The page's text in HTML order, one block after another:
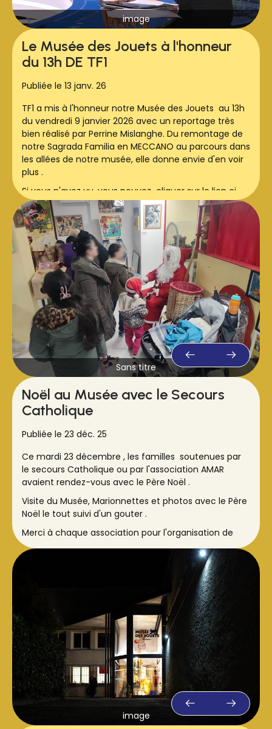
image
Le Musée des Jouets à l'honneur
du 13h DE TF1
Publiée le 13 janv. 26
TF1 a mis à l'honneur notre Musée des Jouets au 13h
du vendredi 9 janvier 2026 avec un reportage très
bien réalisé par Perrine Mislanghe. Du remontage de
notre Sagrada Familia en MECCANO au parcours dans
les allées de notre musée, elle donne envie d'en voir
plus .
Si vous n'avez vu, vous pouvez cliquer sur le lien ci-
dessous :
https://share.google/MeUPPG97e7FUU5PT6
Sans titre
Noël au Musée avec le Secours
Catholique
Publiée le 23 déc. 25
Ce mardi 23 décembre , les familles soutenues par
le secours Catholique ou par l'association AMAR
avaient rendez-vous avec le Père Noël .
Visite du Musée, Marionnettes et photos avec le Père
Noël le tout suivi d'un gouter .
Merci à chaque association pour l'organisation de
cette journée..
image